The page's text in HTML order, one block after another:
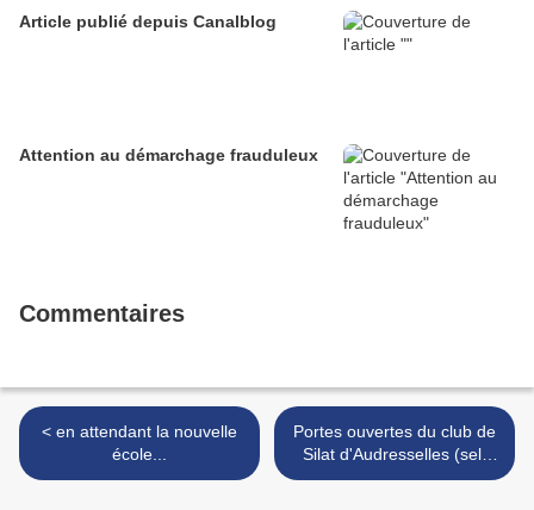
Article publié depuis Canalblog
Attention au démarchage frauduleux
Commentaires
< en attendant la nouvelle
école...
Portes ouvertes du club de
Silat d'Audresselles (self
défense/art martial